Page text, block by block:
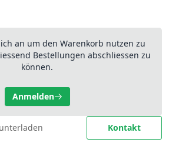
an um den Warenkorb nutzen zu
Bestellungen abschliessen zu
können.
Anmelden
Kontakt